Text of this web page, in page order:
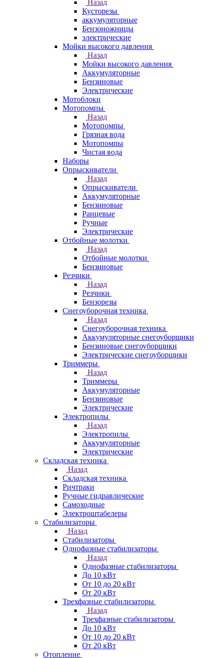
Назад
Кусторезы
аккумуляторные
Бензоножницы
электрические
Мойки высокого давления
Назад
Мойки высокого давления
Аккумуляторные
Бензиновые
Электрические
Мотоблоки
Мотопомпы
Назад
Мотопомпы
Грязная вода
Мотопомпы
Чистая вода
Наборы
Опрыскиватели
Назад
Опрыскиватели
Аккумуляторные
Бензиновые
Ранцевые
Ручные
Электрические
Отбойные молотки
Назад
Отбойные молотки
Бензиновые
Резчики
Назад
Резчики
Бензорезы
Снегоуборочная техника
Назад
Снегоуборочная техника
Аккумуляторные снегоуборщики
Бензиновые снегоуборщики
Электрические снегоуборщики
Триммеры
Назад
Триммеры
Аккумуляторные
Бензиновые
Электрические
Электропилы
Назад
Электропилы
Аккумуляторные
Электрические
Складская техника
Назад
Складская техника
Ричтраки
Ручные гидравлические
Самоходные
Электроштабелеры
Стабилизаторы
Назад
Стабилизаторы
Однофазные стабилизаторы
Назад
Однофазные стабилизаторы
До 10 кВт
От 10 до 20 кВт
От 20 кВт
Трехфазные стабилизаторы
Назад
Трехфазные стабилизаторы
До 10 кВт
От 10 до 20 кВт
От 20 кВт
Отопление